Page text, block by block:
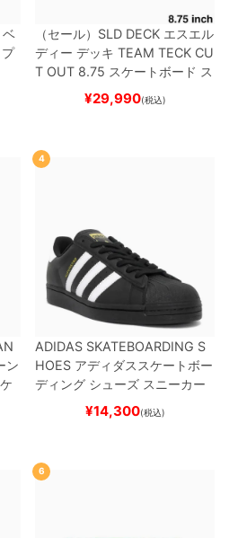
ベ
（セール） SLD DECK エスエル
ディー デッキ TEAM TECK CU
T OUT 8.75 スケートボード ス
¥29,990(税込)
ン
4
ADIDAS SKATEBOARDING S
HOES アディダススケートボー
ディング シューズ スニーカー
スーパースター SUPERSTAR A
BLACK/WHITE/WHITE
ー
¥14,300(税込)
6